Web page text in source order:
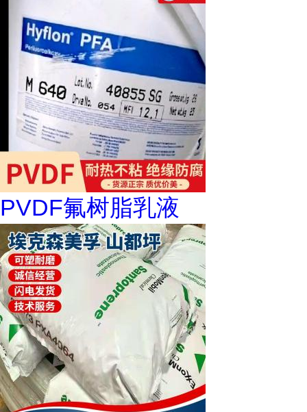
PVDF氟树脂乳液